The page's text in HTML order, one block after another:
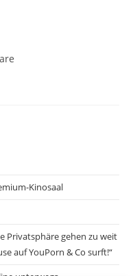
Kinosaal
Privatsphäre gehen zu weit
auf YouPorn & Co surft!“